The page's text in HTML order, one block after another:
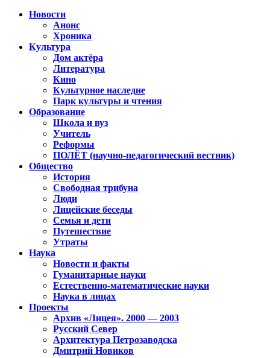
Новости
Анонс
Хроника
Культура
Дом актёра
Литература
Кино
Культурное наследие
Парк культуры и чтения
Образование
Школа и вуз
Учитель
Реформы
ПОЛЁТ (научно-педагогический вестник)
Общество
История
Свободная трибуна
Люди
Лицейские беседы
Семья и дети
Путешествие
Утраты
Наука
Новости и факты
Гуманитарные науки
Естественно-математические науки
Наука в лицах
Проекты
Архив «Лицея». 2000 — 2003
Русский Север
Архитектура Петрозаводска
Дмитрий Новиков